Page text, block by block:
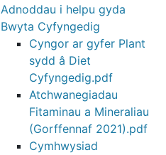
Adnoddau i helpu gyda
Bwyta Cyfyngedig
Cyngor ar gyfer Plant
sydd â Diet
Cyfyngedig.pdf
Atchwanegiadau
Fitaminau a Mineraliau
(Gorffennaf 2021).pdf
Cymhwysiad